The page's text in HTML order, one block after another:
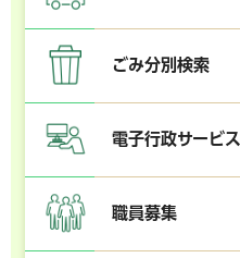
ごみ分別検索
電子行政サービス
職員募集